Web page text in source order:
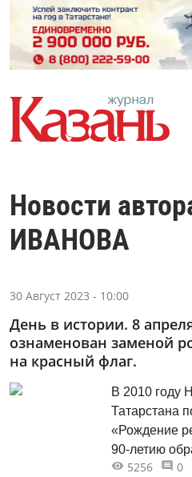
Новости
ИВАНОВА
30 Август 2023 - 10:00
День в истории. 8
ознаменован заменой
на красный флаг.
В 2010 году
Татарстана
«Рождение
90-летию
Автономной
5256 0